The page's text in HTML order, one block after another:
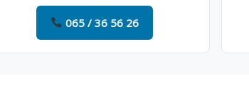
065 / 36 56 26